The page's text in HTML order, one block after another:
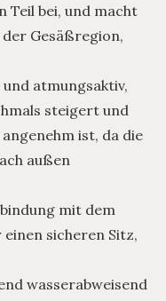
bei, und macht
Gesäßregion,
atmungsaktiv,
steigert und
ist, da die
außen
mit dem
sicheren Sitz,
wasserabweisend